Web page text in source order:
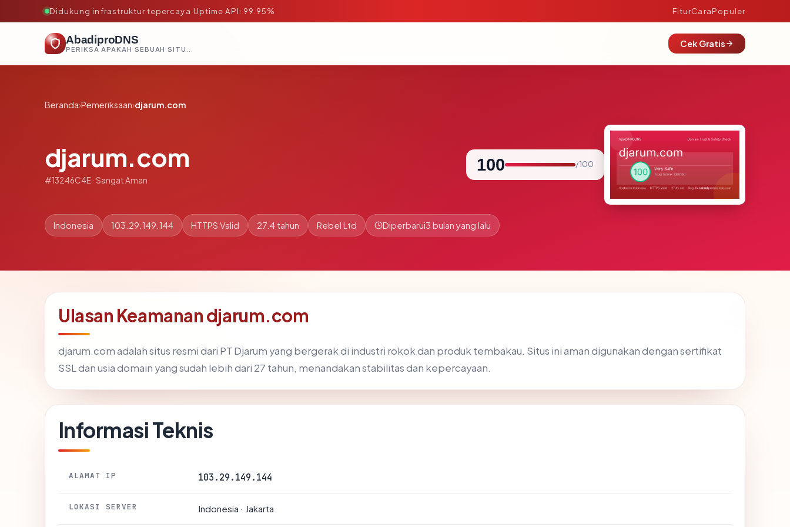
Didukung infrastruktur tepercaya·Uptime API: 99.95% FiturCaraPopuler
AbadiproDNS
PERIKSA APAKAH SEBUAH SITUS AMAN, TEPERCAYA, DAN TERVERIFIKASI DALAM HITUNGAN DETIK.
Cek Gratis
Beranda›Pemeriksaan›djarum.com
djarum.com
#13246C4E · Sangat Aman
100 / 100
Indonesia 103.29.149.144 HTTPS Valid 27.4 tahun Rebel Ltd Diperbarui3 bulan yang lalu
Ulasan Keamanan djarum.com
djarum.com adalah situs resmi dari PT Djarum yang bergerak di industri rokok dan produk tembakau. Situs ini aman digunakan dengan sertifikat
SSL dan usia domain yang sudah lebih dari 27 tahun, menandakan stabilitas dan kepercayaan.
Informasi Teknis
ALAMAT IP 103.29.149.144
LOKASI SERVER Indonesia · Jakarta